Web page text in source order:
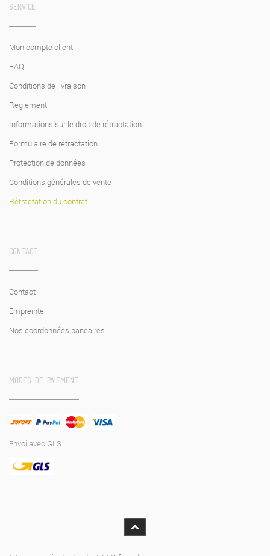
SERVICE
Mon compte client
FAQ
Conditions de livraison
Règlement
Informations sur le droit de rétractation
Formulaire de rétractation
Protection de données
Conditions générales de vente
Rétractation du contrat
CONTACT
Contact
Empreinte
Nos coordonnées bancaires
MODES DE PAIEMENT
Envoi avec GLS